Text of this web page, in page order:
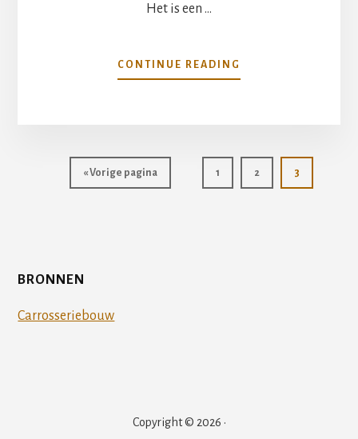
Het is een …
CONTINUE READING
WAT
«Ga
naar
Vorige pagina Pagina
1 Pagina
2 Pagina
3
BRONNEN
Carrosseriebouw
Copyright © 2026 ·